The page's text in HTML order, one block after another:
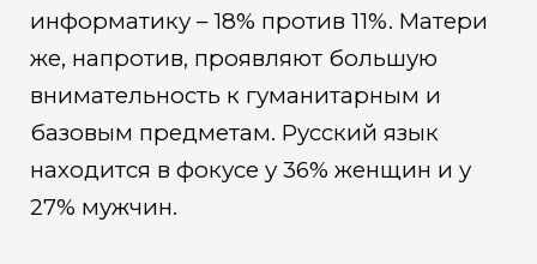
информатику – 18% против 11%. Матери
же, напротив, проявляют большую
внимательность к гуманитарным и
базовым предметам. Русский язык
находится в фокусе у 36% женщин и у
27% мужчин.